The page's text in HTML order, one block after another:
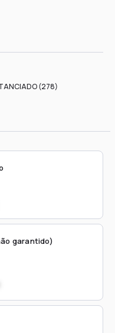
(278)
garantido)